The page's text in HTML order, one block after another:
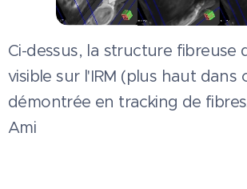
Ci-dessus, la structure fibreuse
visible sur l'IRM (plus haut dans
démontrée en tracking de
Ami